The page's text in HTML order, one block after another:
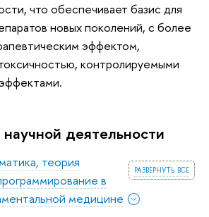
что обеспечивает базис для
новых поколений, с более
эффектом,
контролируемыми
деятельности
развернуть все
теория
в
медицине